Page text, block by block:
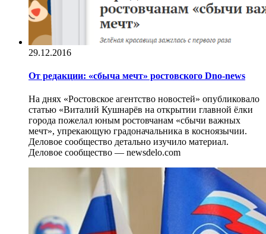
29.12.2016
От редакции: «сбыча мечт» ростовского Dno-news
На днях «Ростовское агентство новостей» опубликовало
статью «Виталий Кушнарёв на открытии главной ёлки
города пожелал юным ростовчанам «сбычи важных
мечт», упрекающую градоначальника в косноязычии.
Деловое сообщество детально изучило материал.
Деловое сообщество — newsdelo.com